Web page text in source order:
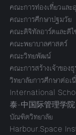
คณะการท่องเที่ยวและ
คณะการศึกษาปฐมวัย
คณะดิจิทัลอาร์ตและดี
คณะพยาบาลศาสตร์
คณะวิทยพัฒน์
คณะการสร้างเจ้าของ
วิทยาลัยการศึกษาต่อเ
International
泰-中国际管理学院
บัณฑิตวิทยาลัย
Harbour.Space